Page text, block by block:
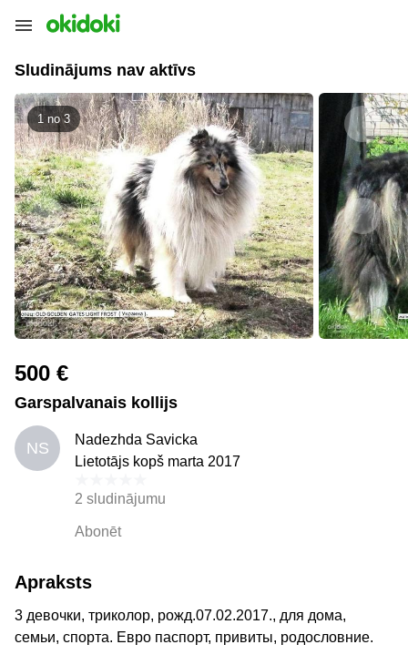
Sludinājums nav aktīvs
1 no3
500 €
Garspalvanais kollijs
NS
Nadezhda Savicka
Lietotājs kopš marta 2017
2 sludinājumu
Abonēt
Apraksts
3 девочки, триколор, рожд.07.02.2017., для дома,
семьи, спорта. Евро паспорт, привиты, родословние.